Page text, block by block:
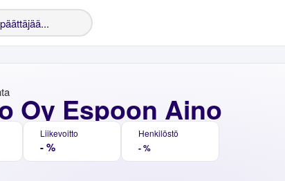
Oy Espoon Aino
Liikevoitto
- %
Henkilöstö
- %